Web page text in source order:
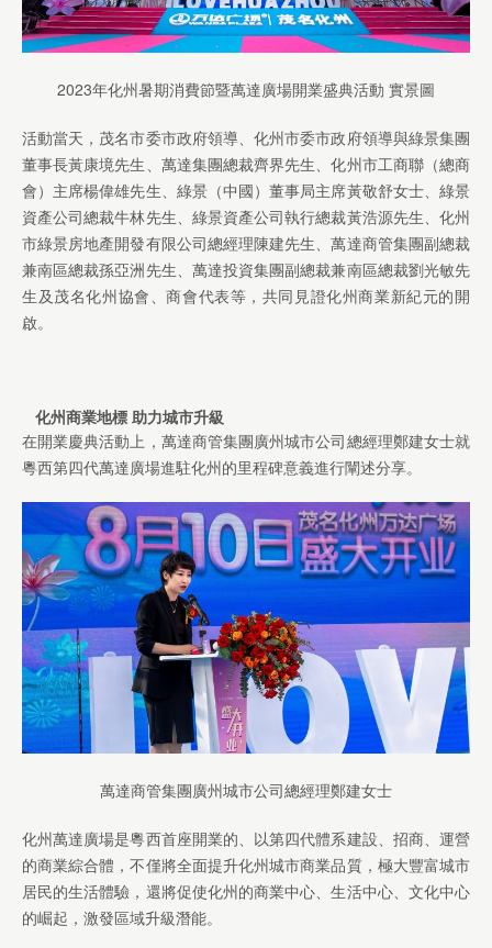
2023年化州暑期消費節暨萬達廣場開業盛典活動 實景圖
活動當天，茂名市委市政府領導、化州市委市政府領導與綠景集團
董事長黃康境先生、萬達集團總裁齊界先生、化州市工商聯（總商
會）主席楊偉雄先生、綠景（中國）董事局主席黃敬舒女士、綠景
資產公司總裁牛林先生、綠景資產公司執行總裁黃浩源先生、化州
市綠景房地產開發有限公司總經理陳建先生、萬達商管集團副總裁
兼南區總裁孫亞洲先生、萬達投資集團副總裁兼南區總裁劉光敏先
生及茂名化州協會、商會代表等，共同見證化州商業新紀元的開
啟。
化州商業地標 助力城市升級
在開業慶典活動上，萬達商管集團廣州城市公司總經理鄭建女士就
粵西第四代萬達廣場進駐化州的里程碑意義進行闡述分享。
萬達商管集團廣州城市公司總經理鄭建女士
化州萬達廣場是粵西首座開業的、以第四代體系建設、招商、運營
的商業綜合體，不僅將全面提升化州城市商業品質，極大豐富城市
居民的生活體驗，還將促使化州的商業中心、生活中心、文化中心
的崛起，激發區域升級潛能。